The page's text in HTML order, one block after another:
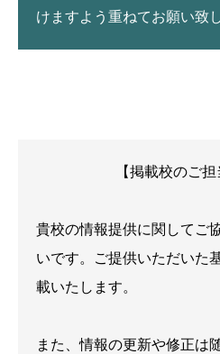
けますよう重ねてお願い致
【掲載校のご担
貴校の情報提供に関してご
いです。ご提供いただいた
載いたします。
また、情報の更新や修正は